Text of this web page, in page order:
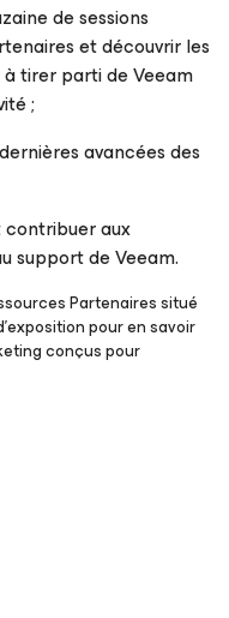
de sessions
et découvrir les
tirer parti de Veeam
;
avancées des
aux
support de Veeam.
Partenaires situé
pour en savoir
conçus pour